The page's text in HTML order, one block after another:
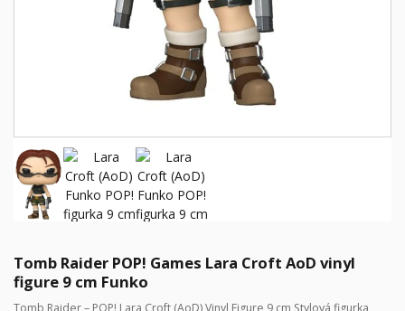
Tomb Raider POP! Games Lara Croft AoD vinyl
figure 9 cm Funko
Tomb Raider – POP! Lara Croft (AoD) Vinyl Figure 9 cm Stylová figurka